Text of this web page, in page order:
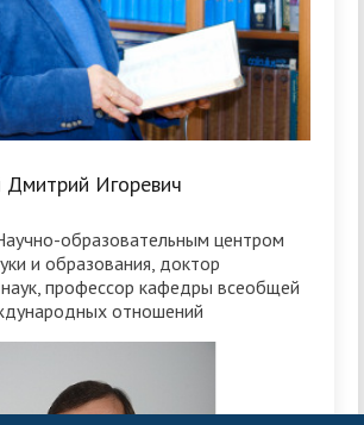
Игоревич
образовательным центром
и образования, доктор
профессор кафедры всеобщей
отношений